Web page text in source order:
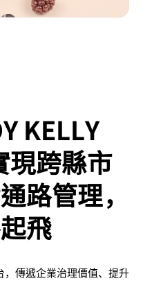
KELLY
現跨縣市
路管理，
飛
，傳遞企業治理價值、提升